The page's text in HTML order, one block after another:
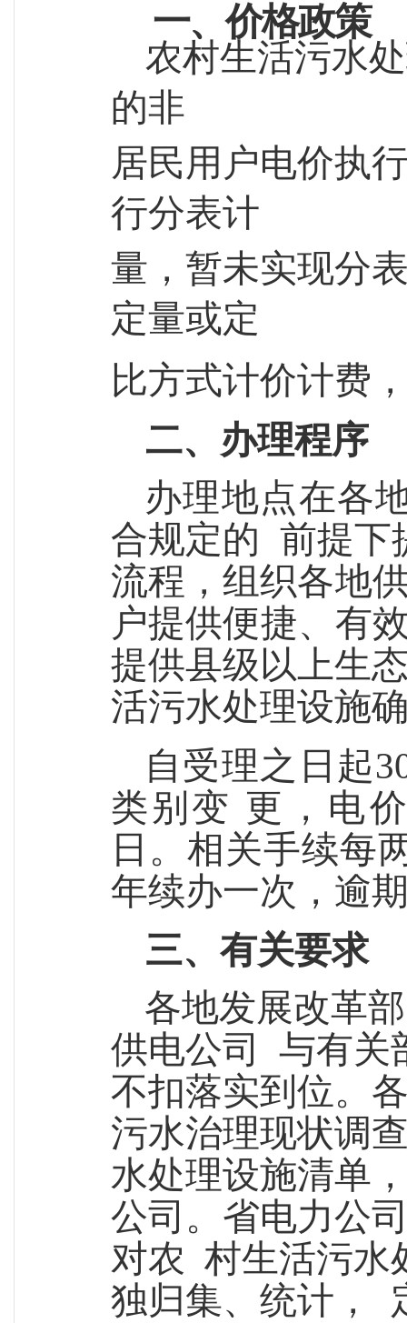
一、价格政策
农村生活污水
的非
居民用户电价执
行分表计
量，暂未实现分
定量或定
比方式计价计费
二、办理程序
办理地点在各
合规定的 前提下
流程，组织各地
户提供便捷、有
提供县级以上生
活污水处理设施
自受理之日起
类别变 更，电
日。相关手续每
年续办一次，逾
三、有关要求
各地发展改革
供电公司
与有关
不扣落实到位。
污水治理现状调
水处理设施清单
公司。省电力公
对农 村生活污水
独归集、统计，